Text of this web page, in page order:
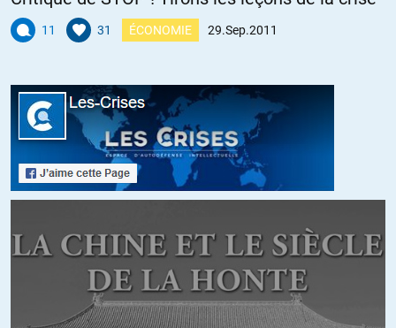
step
désolé olivier, pas d’analyse pour le moment, je n’arrive pas à lire la
problème sur le site, je verrais si je pourrai l’écouter demain au boulot
pendant le repas.
ALERTER
juste un commentaire de forme, il se fait tard : les « oui oui, c’est
ça » en fond sonore passent mal. Je n’ai pas de solution miracle
pour permettre d’indiquer vos accords ou désaccords, mais cela
m’a gêné dans l’écoute de ce très bon débat.
11 31 ÉCONOMIE 29.Sep.2011